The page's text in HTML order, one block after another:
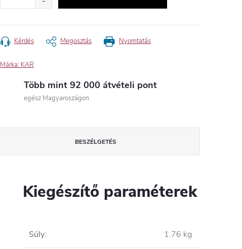
Nyomtatás
Kérdés Megosztás
Márka: KAR
Több mint 92 000 átvételi pont
egész Magyaroszágon
BESZÉLGETÉS
Kiegészítő paraméterek
Súly: 1.76 kg